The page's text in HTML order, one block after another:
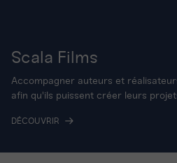
Scala Films
Accompagner auteurs et
afin qu'ils puissent créer leurs
DÉCOUVRIR